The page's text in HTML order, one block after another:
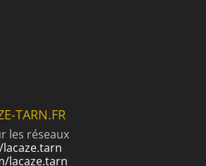
TARN.FR
les réseaux
lacaze.tarn